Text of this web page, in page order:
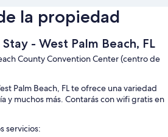
la propiedad
- West Palm Beach, FL
County Convention Center (centro de
Palm Beach, FL te ofrece una variedad
y muchos más. Contarás con wifi gratis en
servicios: